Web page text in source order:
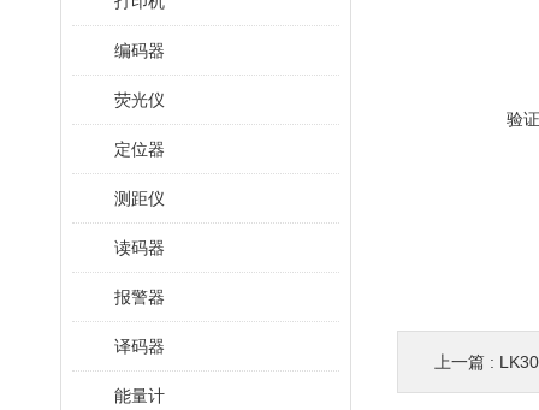
编码器
荧光仪
定位器
测距仪
读码器
报警器
译码器
能量计
验
上一篇 :